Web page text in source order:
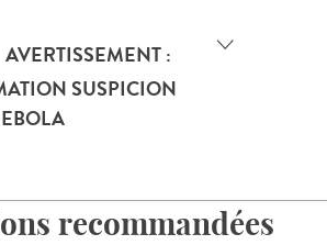
AVERTISSEMENT :
SUSPICION
recommandées